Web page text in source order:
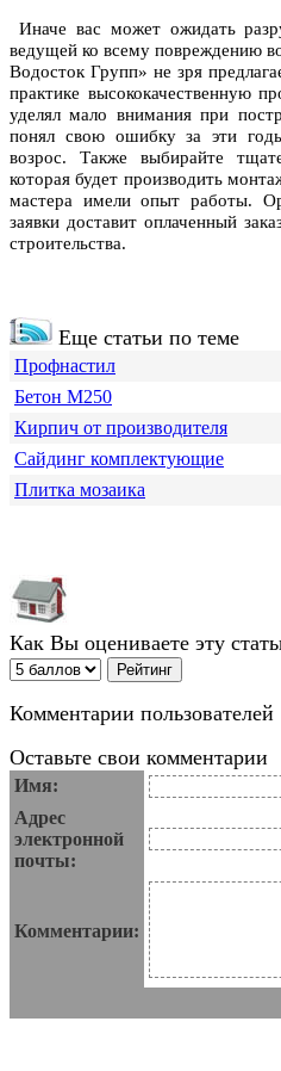
Иначе вас может ожидать
ведущей ко всему повреждению
Водосток Групп» не зря
практике высококачественную
уделял мало внимания при
понял свою ошибку за эти
возрос. Также выбирайте
которая будет производить
мастера имели опыт работы.
заявки доставит оплаченный
строительства.
Еще статьи по теме
Профнастил
Бетон М250
Кирпич от производителя
Сайдинг комплектующие
Плитка мозаика
Как Вы оцениваете эту
Комментарии пользователей
Оставьте свои комментарии
Имя:
Адрес
электронной
почты:
Комментарии: